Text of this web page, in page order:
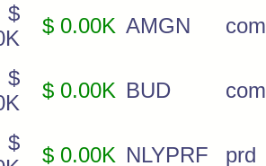
$
$ 0.00K AMGN com
$
$ 0.00K BUD com
$
$ 0.00K NLYPRF
prd